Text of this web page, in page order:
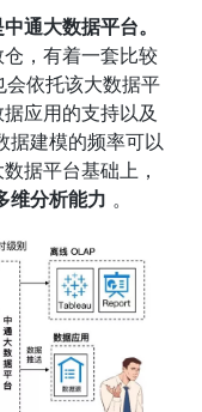
通大数据平台。
，有着一套比较
会依托该大数据平
应用的支持以及
据建模的频率可以
据平台基础上，
维分析能力 。